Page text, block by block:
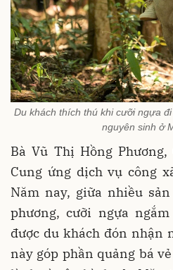
Du khách thích thú khi cưỡi ngựa
nguyên sinh ở
Bà Vũ Thị Hồng
Cung ứng dịch vụ công
Năm nay, giữa nhiều
phương, cưỡi ngựa
được du khách đón nhận
này góp phần quảng bá